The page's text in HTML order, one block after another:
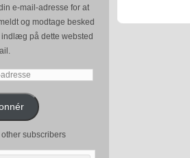
e-mail-adresse for at
og modtage besked
indlæg på dette websted
subscribers